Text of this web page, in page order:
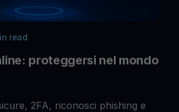
read
proteggersi nel mondo
2FA, riconosci phishing e